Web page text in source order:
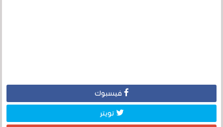
فيسبوك
تويتر